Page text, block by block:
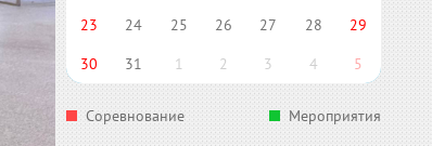
23
24 25 26 27 28
29
30
31 1 2 3 4 5
Соревнование Мероприятия